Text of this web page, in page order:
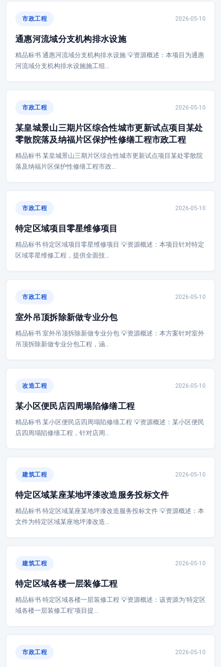
市政工程 2026-05-10
通惠河流域分支机构排水设施
精品标书 通惠河流域分支机构排水设施 💡资源概述：本项目为通惠
河流域分支机构排水设施施工组…
市政工程 2026-05-10
某皇城景山三期片区综合性城市更新试点项目某处
零散院落及纳福片区保护性修缮工程市政工程
精品标书 某皇城景山三期片区综合性城市更新试点项目某处零散院
落及纳福片区保护性修缮工程市政…
市政工程 2026-05-10
特定区域项目零星维修项目
精品标书 特定区域项目零星维修项目 💡资源概述：本项目针对特定
区域零星维修工程，提供全面技…
市政工程 2026-05-10
室外吊顶拆除新做专业分包
精品标书 室外吊顶拆除新做专业分包 💡资源概述：本方案针对室外
吊顶拆除新做专业分包工程，涵…
改造工程 2026-05-10
某小区便民店四周塌陷修缮工程
精品标书 某小区便民店四周塌陷修缮工程 💡资源概述：某小区便民
店四周塌陷修缮工程，针对店周…
建筑工程 2026-05-10
特定区域某座某地坪漆改造服务投标文件
精品标书 特定区域某座某地坪漆改造服务投标文件 💡资源概述：本
文件为特定区域某座地坪漆改造…
建筑工程 2026-05-10
特定区域各楼一层装修工程
精品标书 特定区域各楼一层装修工程 💡资源概述：该资源为‘特定区
域各楼一层装修工程’项目提…
市政工程 2026-05-10